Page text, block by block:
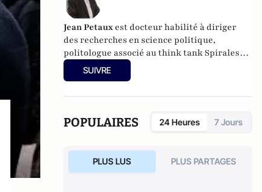
Jean Petaux est docteur habilité à diriger
des recherches en science politique,
politologue associé au think tank Spirales
Institut.SUIVRE
POPULAIRES 24 Heures 7 Jours
PLUS LUS PLUS PARTAGES